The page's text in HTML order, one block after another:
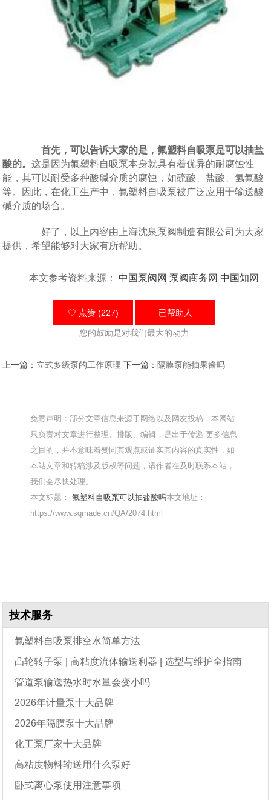
首先，可以告诉大家的是，氟塑料自吸泵是可以抽盐
酸的。这是因为氟塑料自吸泵本身就具有着优异的耐腐蚀性
能，其可以耐受多种酸碱介质的腐蚀，如硫酸、盐酸、氢氟酸
等。因此，在化工生产中，氟塑料自吸泵被广泛应用于输送酸
碱介质的场合。
好了，以上内容由上海沈泉泵阀制造有限公司为大家
提供，希望能够对大家有所帮助。
本文参考资料来源： 中国泵阀网 泵阀商务网 中国知网
♡ 点赞 (227) 已帮助人
您的鼓励是对我们最大的动力
上一篇： 立式多级泵的工作原理 下一篇： 隔膜泵能抽果酱吗
免责声明：部分文章信息来源于网络以及网友投稿，本网站
只负责对文章进行整理、排版、编辑，是出于传递 更多信息
之目的，并不意味着赞同其观点或证实其内容的真实性，如
本站文章和转稿涉及版权等问题，请作者在及时联系本站，
我们会尽快处理。
本文标题：氟塑料自吸泵可以抽盐酸吗本文地址：
https://www.sqmade.cn/QA/2074.html
技术服务
氟塑料自吸泵排空水简单方法
凸轮转子泵 | 高粘度流体输送利器 | 选型与维护全指南
管道泵输送热水时水量会变小吗
2026年计量泵十大品牌
2026年隔膜泵十大品牌
化工泵厂家十大品牌
高粘度物料输送用什么泵好
卧式离心泵使用注意事项